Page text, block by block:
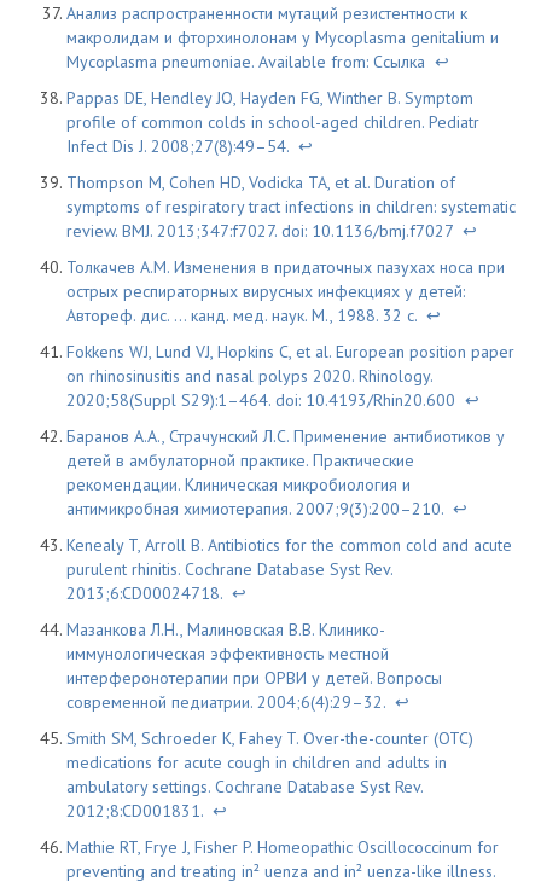
Анализ распространенности мутаций резистентности к
макролидам и фторхинолонам у Mycoplasma genitalium и
Mycoplasma pneumoniae. Available from: Ссылка ↩
Pappas DE, Hendley JO, Hayden FG, Winther B. Symptom
profile of common colds in school-aged children. Pediatr
Infect Dis J. 2008;27(8):49–54. ↩
Thompson M, Cohen HD, Vodicka TA, et al. Duration of
symptoms of respiratory tract infections in children: systematic
review. BMJ. 2013;347:f7027. doi: 10.1136/bmj.f7027 ↩
Толкачев А.М. Изменения в придаточных пазухах носа при
острых респираторных вирусных инфекциях у детей:
Автореф. дис. … канд. мед. наук. М., 1988. 32 с. ↩
Fokkens WJ, Lund VJ, Hopkins C, et al. European position paper
on rhinosinusitis and nasal polyps 2020. Rhinology.
2020;58(Suppl S29):1–464. doi: 10.4193/Rhin20.600 ↩
Баранов А.А., Страчунский Л.С. Применение антибиотиков у
детей в амбулаторной практике. Практические
рекомендации. Клиническая микробиология и
антимикробная химиотерапия. 2007;9(3):200–210. ↩
Kenealy T, Arroll B. Antibiotics for the common cold and acute
purulent rhinitis. Cochrane Database Syst Rev.
2013;6:CD00024718. ↩
Мазанкова Л.Н., Малиновская В.В. Клинико-
иммунологическая эффективность местной
интерферонотерапии при ОРВИ у детей. Вопросы
современной педиатрии. 2004;6(4):29–32. ↩
Smith SM, Schroeder K, Fahey T. Over-the-counter (OTC)
medications for acute cough in children and adults in
ambulatory settings. Cochrane Database Syst Rev.
2012;8:CD001831. ↩
Mathie RT, Frye J, Fisher P. Homeopathic Oscillococcinum for
preventing and treating in² uenza and in² uenza-like illness.